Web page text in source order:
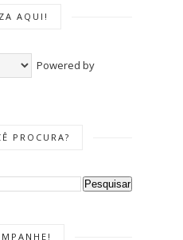
AQUI!
Powered by
PROCURA?